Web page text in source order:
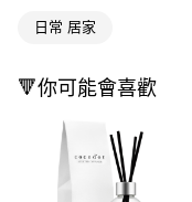
１．於結帳方式選擇「
２．訂單成立數日內，您將
３．收到繳費通知簡訊後14
ATM／網路銀行／等多元
※ 請注意：結帳手續完成
購買商品的店家。未經商
後付繳納相關費用。
※ 交易是否成功請以「
日常 居家
🔻你可能會喜歡